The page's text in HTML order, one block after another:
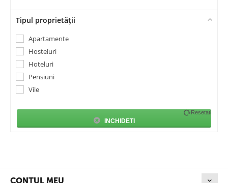
Tipul proprietății
Apartamente
Hosteluri
Hoteluri
Pensiuni
Vile
Resetati
INCHIDETI
CONTUL MEU